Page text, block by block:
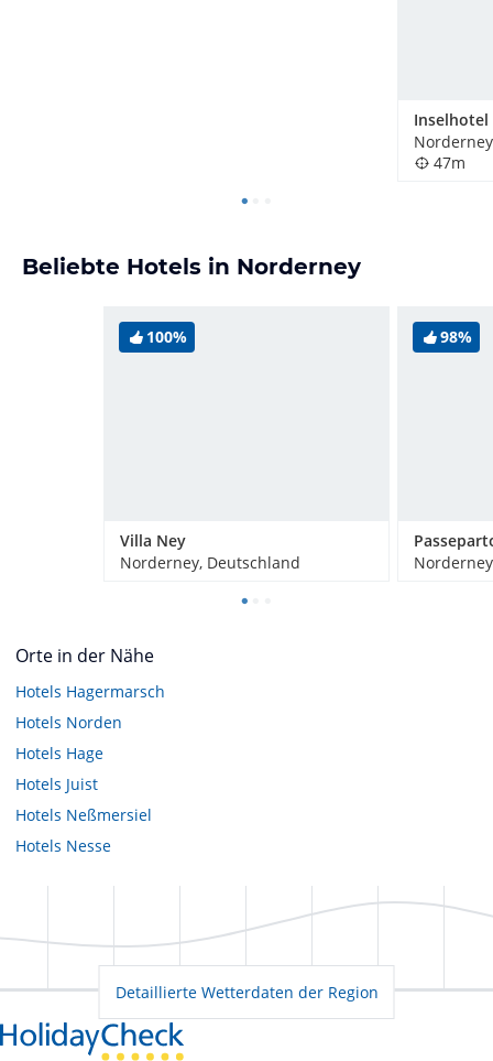
Inselhotel
47m
Beliebte Hotels in Norderney
100%
Villa Ney
Norderney, Deutschland
98%
Orte in der Nähe
Hotels Hagermarsch
Hotels Norden
Hotels Hage
Hotels Juist
Hotels Neßmersiel
Hotels Nesse
Detaillierte Wetterdaten der Region